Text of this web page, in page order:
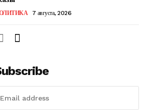
7 августа, 2026